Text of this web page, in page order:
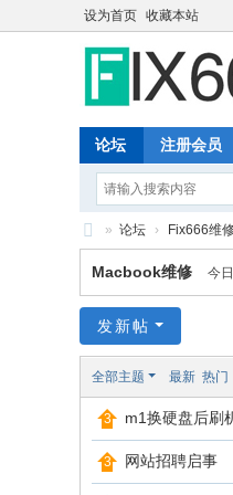
设为首页 收藏本站
论坛 注册会员
Fi
x6
» 论坛 › Fix666维
Macbook维修 今
发新帖
全部主题 最新 热门
m1换硬盘后刷
网站招聘启事